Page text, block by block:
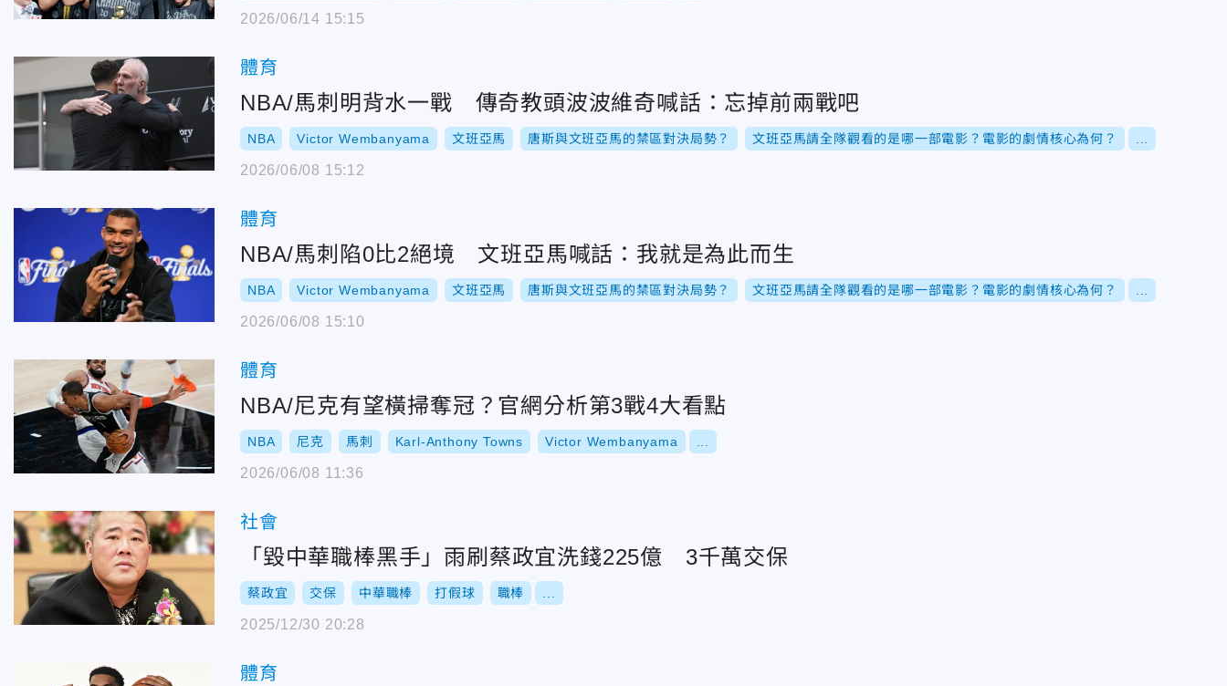
2026/06/14 15:15
體育
NBA/馬刺明背水一戰 傳奇教頭波波維奇喊話：忘掉前兩戰吧
NBA Victor Wembanyama 文班亞馬 唐斯與文班亞馬的禁區對決局勢？ 文班亞馬請全隊觀看的是哪一部電影？電影的劇情核心為何？
2026/06/08 15:12
體育
NBA/馬刺陷0比2絕境 文班亞馬喊話：我就是為此而生
NBA Victor Wembanyama 文班亞馬 唐斯與文班亞馬的禁區對決局勢？ 文班亞馬請全隊觀看的是哪一部電影？電影的劇情核心為何？
2026/06/08 15:10
體育
NBA/尼克有望橫掃奪冠？官網分析第3戰4大看點
NBA 尼克 馬刺 Karl-Anthony Towns Victor Wembanyama
2026/06/08 11:36
社會
「毀中華職棒黑手」雨刷蔡政宜洗錢225億 3千萬交保
蔡政宜 交保 中華職棒 打假球 職棒
2025/12/30 20:28
體育